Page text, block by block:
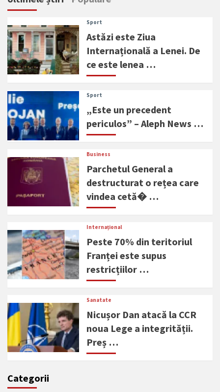
Sport
Astăzi este Ziua
Internațională a Lenei. De
ce este lenea …
Sport
„Este un precedent
periculos” – Aleph News …
Business
Parchetul General a
destructurat o rețea care
vindea cetă� …
Internațional
Peste 70% din teritoriul
Franței este supus
restricțiilor …
Sanatate
Nicușor Dan atacă la CCR
noua Lege a integrității.
Preș …
Categorii